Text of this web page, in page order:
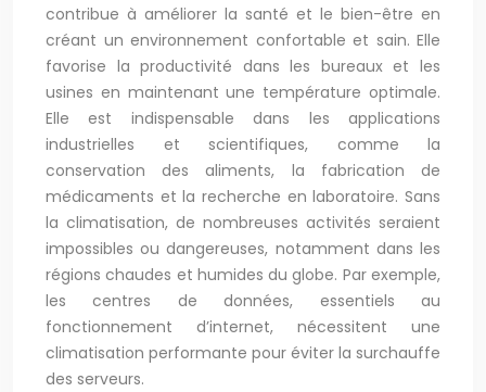
contribue à améliorer la santé et le bien-être en
créant un environnement confortable et sain. Elle
favorise la productivité dans les bureaux et les
usines en maintenant une température optimale.
Elle est indispensable dans les applications
industrielles et scientifiques, comme la
conservation des aliments, la fabrication de
médicaments et la recherche en laboratoire. Sans
la climatisation, de nombreuses activités seraient
impossibles ou dangereuses, notamment dans les
régions chaudes et humides du globe. Par exemple,
les centres de données, essentiels au
fonctionnement d’internet, nécessitent une
climatisation performante pour éviter la surchauffe
des serveurs.